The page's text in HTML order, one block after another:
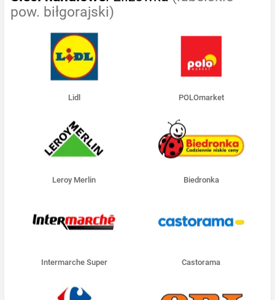
pow. biłgorajski)
Lidl POLOmarket
Leroy Merlin Biedronka
Intermarche Super Castorama